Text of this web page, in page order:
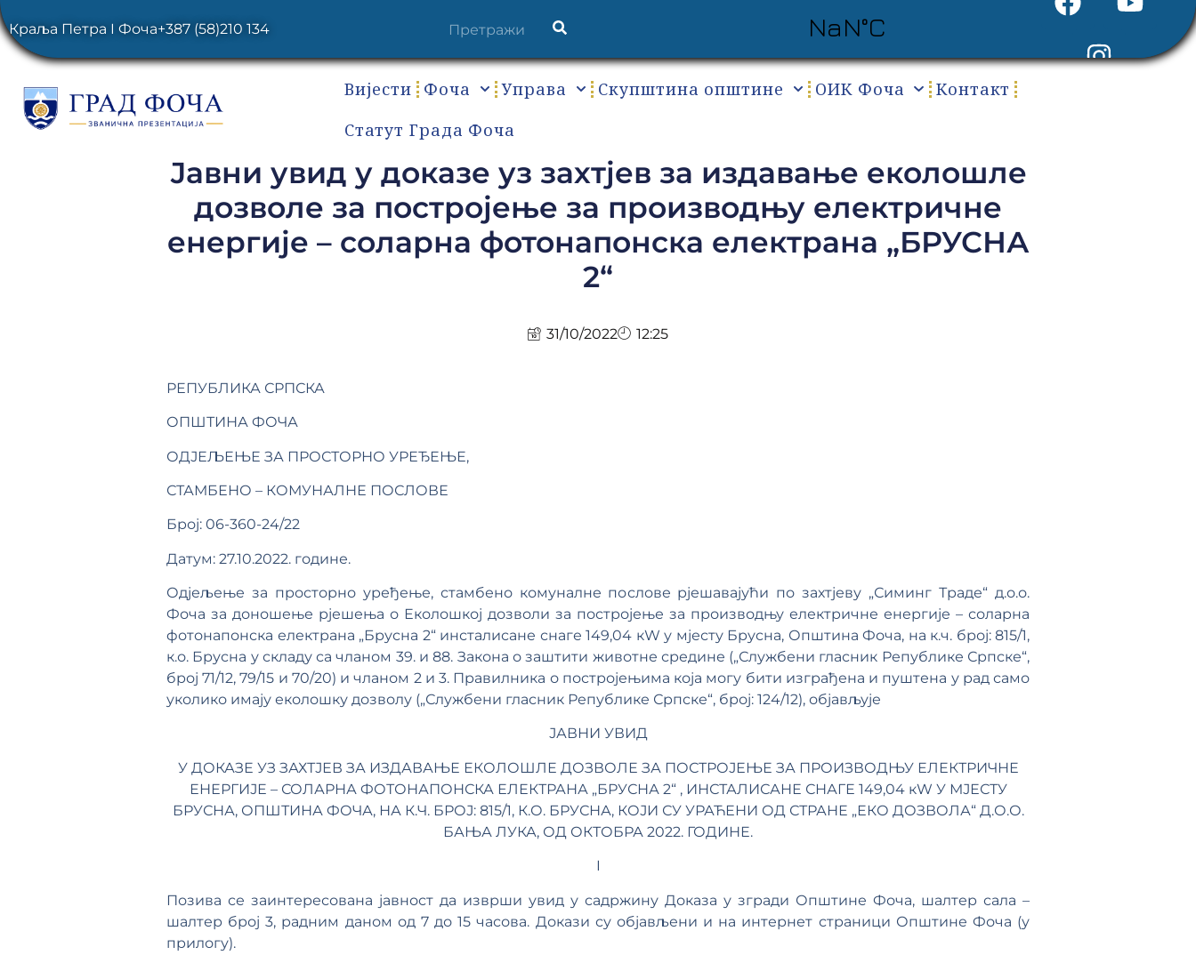
Краља Петра I Фоча+387 (58)210 134
Вијести Фоча Управа Скупштина општине ОИК Фоча
Контакт
Статут Града Фоча
Јавни увид у доказе уз захтјев за издавање еколошле
дозволе за постројење за производњу електричне
енергије – соларна фотонапонска електрана „БРУСНА
2“
31/10/2022 12:25
РЕПУБЛИКА СРПСКА
ОПШТИНА ФОЧА
ОДЈЕЉЕЊЕ ЗА ПРОСТОРНО УРЕЂЕЊЕ,
СТАМБЕНО – КОМУНАЛНЕ ПОСЛОВЕ
Број: 06-360-24/22
Датум: 27.10.2022. године.
Одјељење за просторно уређење, стамбено комуналне послове рјешавајући по захтјеву „Симинг Траде“ д.о.о.
Фоча за доношење рјешења о Еколошкој дозволи за постројење за производњу електричне енергије – соларна
фотонапонска електрана „Брусна 2“ инсталисане снаге 149,04 кW у мјесту Брусна, Општина Фоча, на к.ч. број: 815/1,
к.о. Брусна у складу са чланом 39. и 88. Закона о заштити животне средине („Службени гласник Републике Српске“,
број 71/12, 79/15 и 70/20) и чланом 2 и 3. Правилника о постројењима која могу бити изграђена и пуштена у рад само
уколико имају еколошку дозволу („Службени гласник Републике Српске“, број: 124/12), објављује
ЈАВНИ УВИД
У ДОКАЗЕ УЗ ЗАХТЈЕВ ЗА ИЗДАВАЊЕ ЕКОЛОШЛЕ ДОЗВОЛЕ ЗА ПОСТРОЈЕЊЕ ЗА ПРОИЗВОДЊУ ЕЛЕКТРИЧНЕ
ЕНЕРГИЈЕ – СОЛАРНА ФОТОНАПОНСКА ЕЛЕКТРАНА „БРУСНА 2“ , ИНСТАЛИСАНЕ СНАГЕ 149,04 кW У МЈЕСТУ
БРУСНА, ОПШТИНА ФОЧА, НА К.Ч. БРОЈ: 815/1, К.О. БРУСНА, КОЈИ СУ УРАЋЕНИ ОД СТРАНЕ „ЕКО ДОЗВОЛА“ Д.О.О.
БАЊА ЛУКА, ОД ОКТОБРА 2022. ГОДИНЕ.
I
Позива се заинтересована јавност да изврши увид у садржину Доказа у згради Општине Фоча, шалтер сала –
шалтер број 3, радним даном од 7 до 15 часова. Докази су објављени и на интернет страници Општине Фоча (у
прилогу).